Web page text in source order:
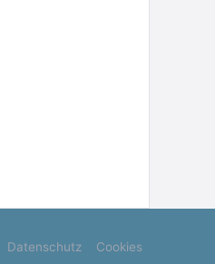
Datenschutz Cookies